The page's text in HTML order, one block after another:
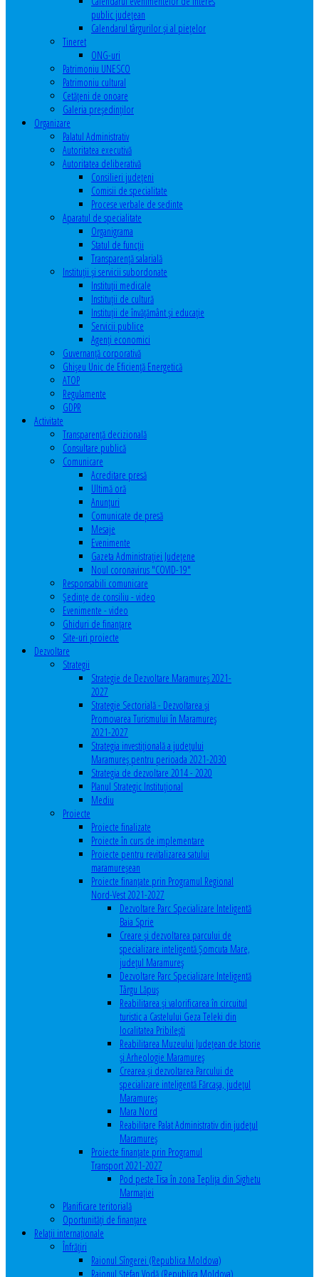
public judeţean
Calendarul târgurilor şi al pieţelor
Tineret
ONG-uri
Patrimoniu UNESCO
Patrimoniu cultural
Cetăţeni de onoare
Galeria președinților
Organizare
Palatul Administrativ
Autoritatea executivă
Autoritatea deliberativă
Consilieri judeţeni
Comisii de specialitate
Procese verbale de sedinte
Aparatul de specialitate
Organigrama
Statul de funcții
Transparență salarială
Instituţii şi servicii subordonate
Instituţii medicale
Instituţii de cultură
Instituţii de învăţământ şi educaţie
Servicii publice
Agenţi economici
Guvernanță corporativă
Ghişeu Unic de Eficienţă Energetică
ATOP
Regulamente
GDPR
Activitate
Transparenţă decizională
Consultare publică
Comunicare
Acreditare presă
Ultimă oră
Anunţuri
Comunicate de presă
Mesaje
Evenimente
Gazeta Administraţiei Judeţene
Noul coronavirus "COVID-19"
Responsabili comunicare
Şedinţe de consiliu - video
Evenimente - video
Ghiduri de finanţare
Site-uri proiecte
Dezvoltare
Strategii
Strategie de Dezvoltare Maramureș 2021-
2027
Strategie Sectorială - Dezvoltarea și
Promovarea Turismului în Maramureș
2021-2027
Strategia investiţională a județului
Maramureș pentru perioada 2021-2030
Strategia de dezvoltare 2014 - 2020
Planul Strategic Instituţional
Mediu
Proiecte
Proiecte finalizate
Proiecte în curs de implementare
Proiecte pentru revitalizarea satului
maramureşean
Proiecte finanțate prin Programul Regional
Nord-Vest 2021-2027
Dezvoltare Parc Specializare Inteligentă
Baia Sprie
Creare și dezvoltarea parcului de
specializare inteligentă Șomcuta Mare,
județul Maramureș
Dezvoltare Parc Specializare Inteligentă
Târgu Lăpuș
Reabilitarea și valorificarea în circuitul
turistic a Castelului Geza Teleki din
localitatea Pribilești
Reabilitarea Muzeului Județean de Istorie
și Arheologie Maramureș
Crearea și dezvoltarea Parcului de
specializare inteligentă Fărcașa, județul
Maramureș
Mara Nord
Reabilitare Palat Administrativ din județul
Maramureș
Proiecte finanțate prin Programul
Transport 2021-2027
Pod peste Tisa în zona Teplița din Sighetu
Marmației
Planificare teritorială
Oportunităţi de finanţare
Relaţii internaţionale
Înfrăţiri
Raionul Sîngerei (Republica Moldova)
Raionul Ștefan Vodă (Republica Moldova)